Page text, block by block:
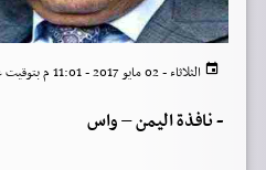
الثلاثاء - 02 مايو 2017 - 11:01 م بتوقيت عدن
-نافذة اليمن – واس